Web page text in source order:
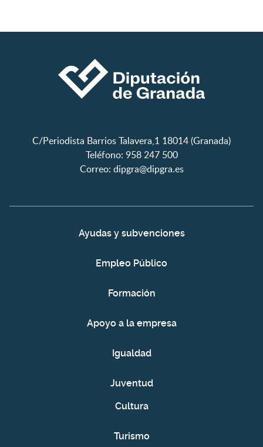
C/Periodista Barrios Talavera,1 18014 (Granada)
Teléfono: 958 247 500
Correo: dipgra@dipgra.es
Ayudas y subvenciones
Empleo Público
Formación
Apoyo a la empresa
Igualdad
Juventud
Cultura
Turismo